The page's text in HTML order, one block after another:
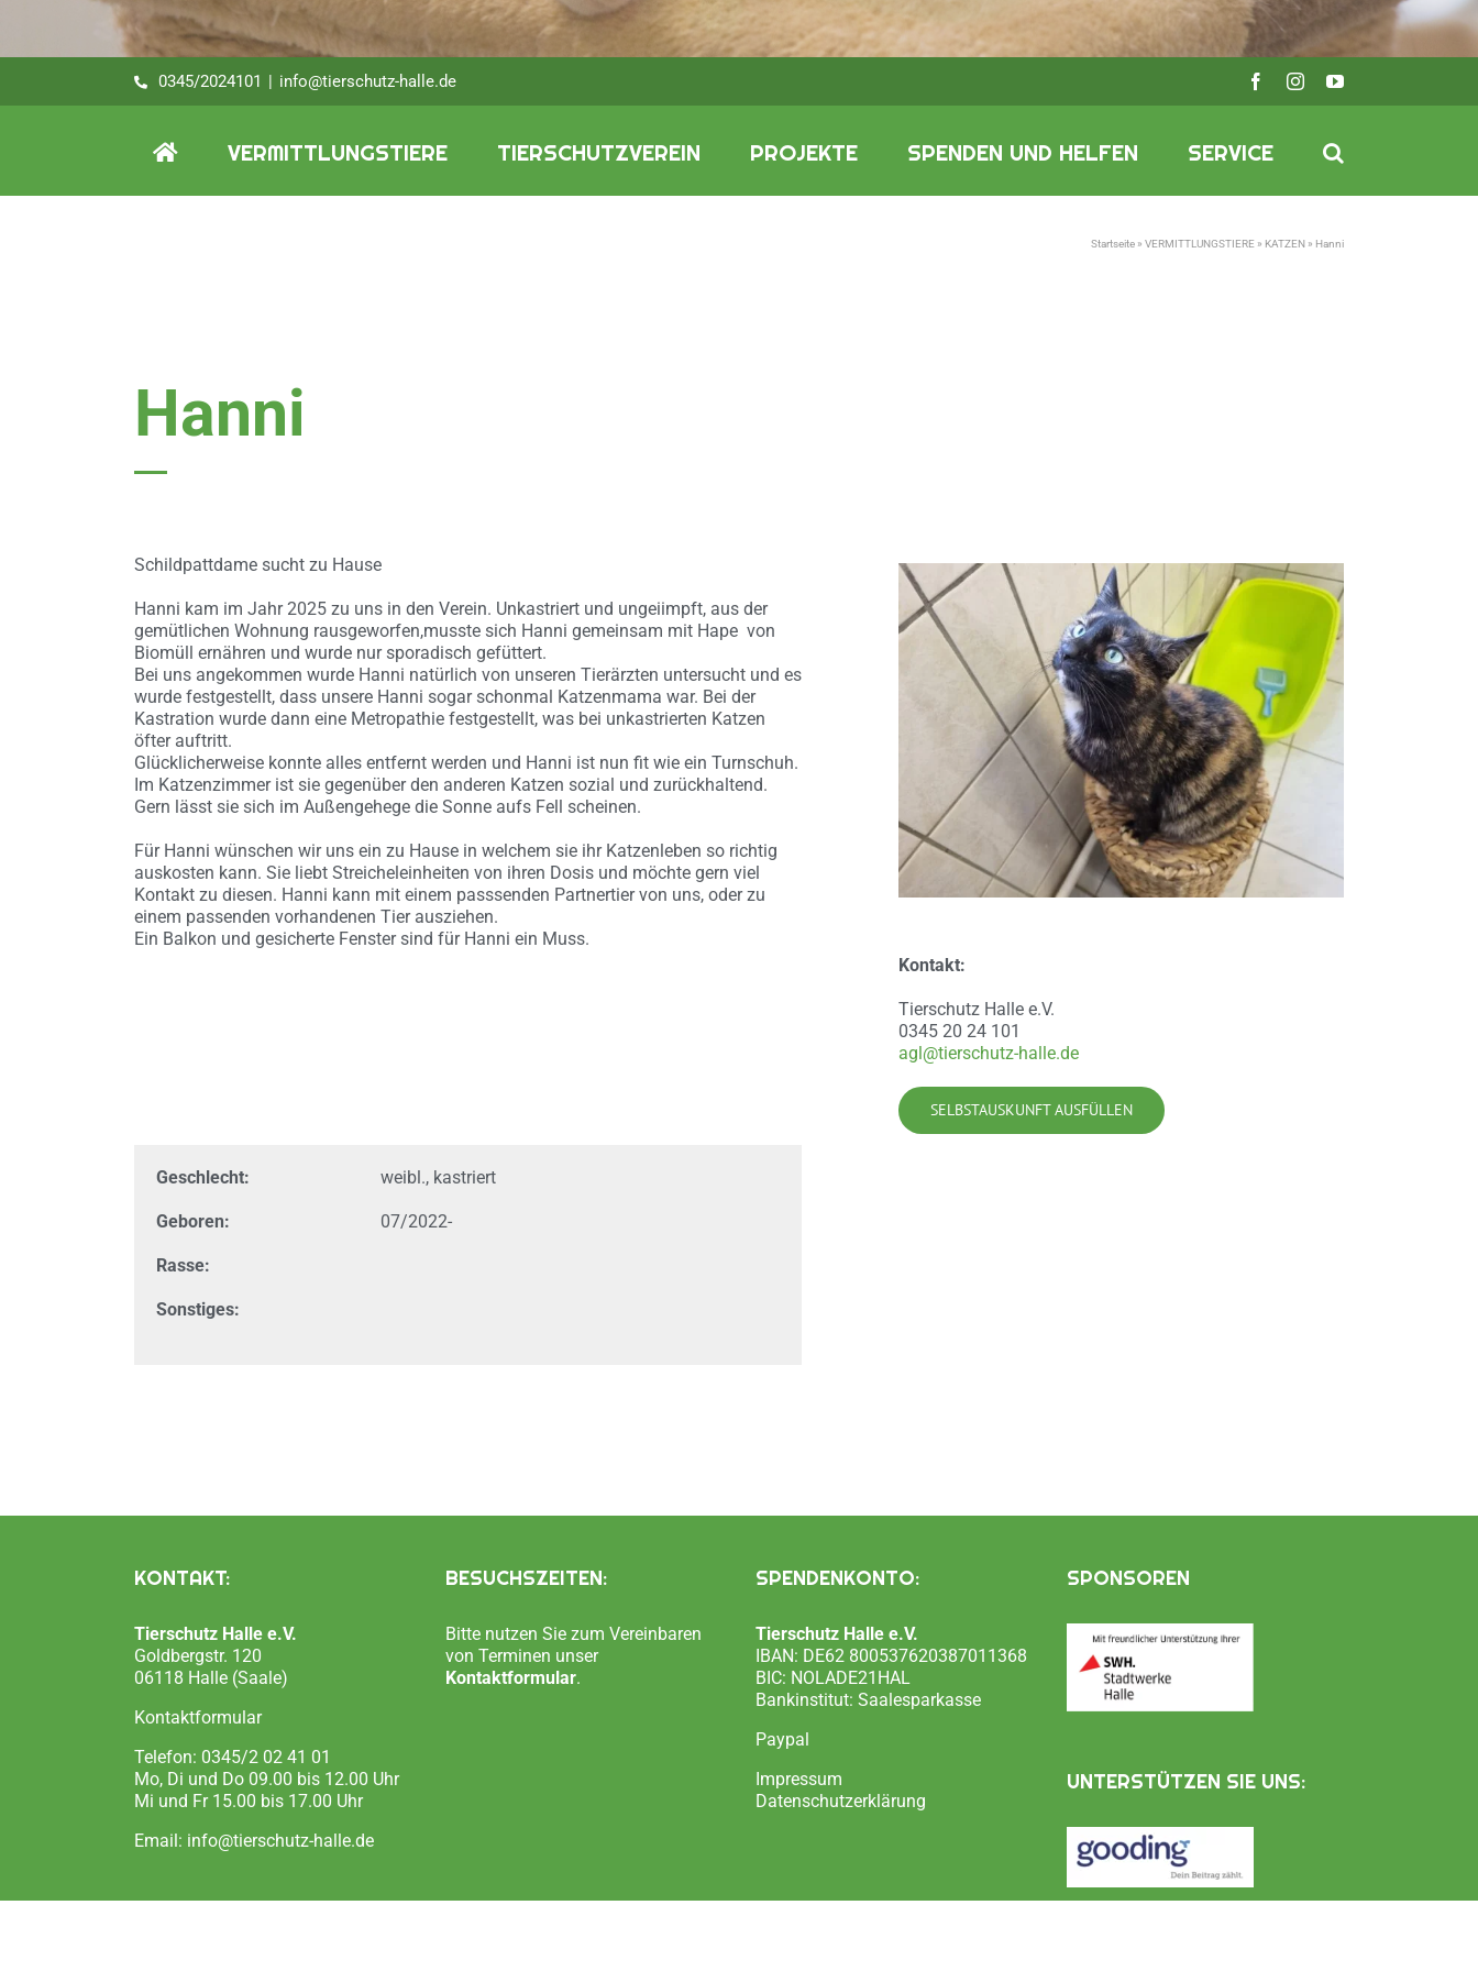
0345/2024101 | info@tierschutz-halle.de FacebookInstagramYouTube
VERMITTLUNGSTIERE TIERSCHUTZVEREIN PROJEKTE SPENDEN UND HELFEN SERVICE
Startseite » VERMITTLUNGSTIERE » KATZEN » Hanni
Hanni
Schildpattdame sucht zu Hause
Hanni kam im Jahr 2025 zu uns in den Verein. Unkastriert und ungeiimpft, aus der
gemütlichen Wohnung rausgeworfen,musste sich Hanni gemeinsam mit Hape von
Biomüll ernähren und wurde nur sporadisch gefüttert.
Bei uns angekommen wurde Hanni natürlich von unseren Tierärzten untersucht und es
wurde festgestellt, dass unsere Hanni sogar schonmal Katzenmama war. Bei der
Kastration wurde dann eine Metropathie festgestellt, was bei unkastrierten Katzen
öfter auftritt.
Glücklicherweise konnte alles entfernt werden und Hanni ist nun fit wie ein Turnschuh.
Im Katzenzimmer ist sie gegenüber den anderen Katzen sozial und zurückhaltend.
Gern lässt sie sich im Außengehege die Sonne aufs Fell scheinen.
Für Hanni wünschen wir uns ein zu Hause in welchem sie ihr Katzenleben so richtig
auskosten kann. Sie liebt Streicheleinheiten von ihren Dosis und möchte gern viel
Kontakt zu diesen. Hanni kann mit einem passsenden Partnertier von uns, oder zu
einem passenden vorhandenen Tier ausziehen.
Ein Balkon und gesicherte Fenster sind für Hanni ein Muss.
Kontakt:
Tierschutz Halle e.V.
0345 20 24 101
agl@tierschutz-halle.de
SELBSTAUSKUNFT AUSFÜLLEN
Geschlecht:
Geboren:
Rasse:
Sonstiges:
weibl., kastriert
07/2022-
KONTAKT:
Tierschutz Halle e.V.
Goldbergstr. 120
06118 Halle (Saale)
Kontaktformular
Telefon: 0345/2 02 41 01
Mo, Di und Do 09.00 bis 12.00 Uhr
Mi und Fr 15.00 bis 17.00 Uhr
Email: info@tierschutz-halle.de
BESUCHSZEITEN:
Bitte nutzen Sie zum Vereinbaren
von Terminen unser
Kontaktformular.
SPENDENKONTO:
Tierschutz Halle e.V.
IBAN: DE62 800537620387011368
BIC: NOLADE21HAL
Bankinstitut: Saalesparkasse
Paypal
Impressum
Datenschutzerklärung
SPONSOREN
UNTERSTÜTZEN SIE UNS: